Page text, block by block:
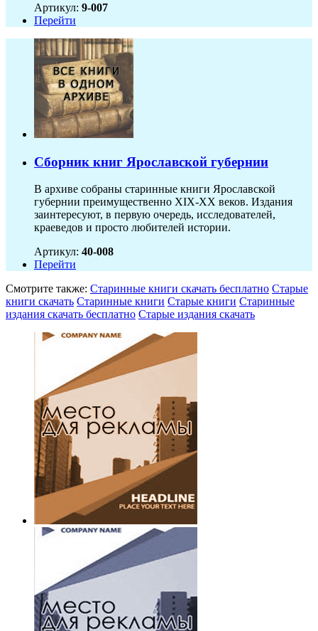
Артикул: 9-007
Перейти
Сборник книг Ярославской губернии
В архиве собраны старинные книги Ярославской
губернии преимущественно XIX-ХХ веков. Издания
заинтересуют, в первую очередь, исследователей,
краеведов и просто любителей истории.
Артикул: 40-008
Перейти
Смотрите также: Старинные книги скачать бесплатно Старые
книги скачать Старинные книги Старые книги Старинные
издания скачать бесплатно Старые издания скачать